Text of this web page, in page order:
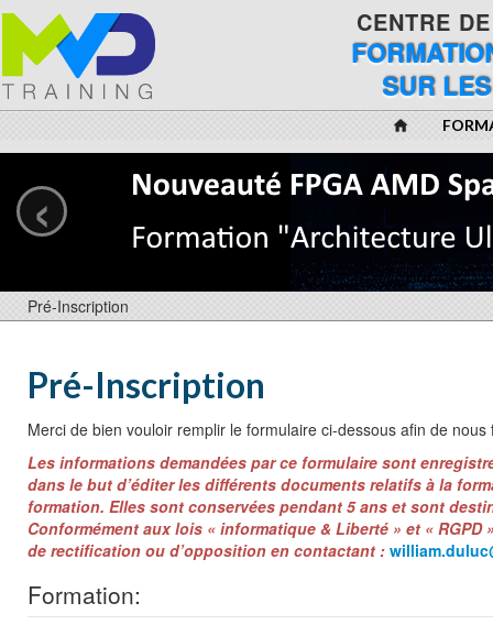
CENTRE
SUR
‹
Pré-Inscription
Pré-Inscription
Merci de bien vouloir remplir le formulaire ci-dessous afin de
Les informations demandées par ce formulaire sont
dans le but d’éditer les différents documents relatifs à la
formation. Elles sont conservées pendant 5 ans et sont
Conformément aux lois « informatique & Liberté » et «
de rectification ou d’opposition en contactant :
Formation: